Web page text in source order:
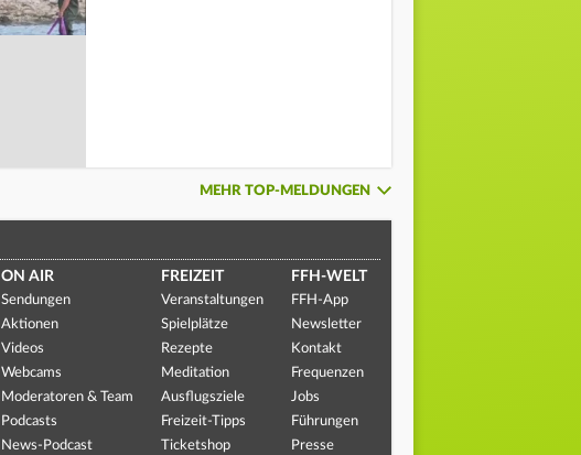
MEHR TOP-MELDUNGEN
ON AIR
Sendungen
Aktionen
Videos
Webcams
Moderatoren & Team
Podcasts
News-Podcast
FREIZEIT
Veranstaltungen
Spielplätze
Rezepte
Meditation
Ausflugsziele
Freizeit-Tipps
Ticketshop
FFH-WELT
FFH-App
Newsletter
Kontakt
Frequenzen
Jobs
Führungen
Presse